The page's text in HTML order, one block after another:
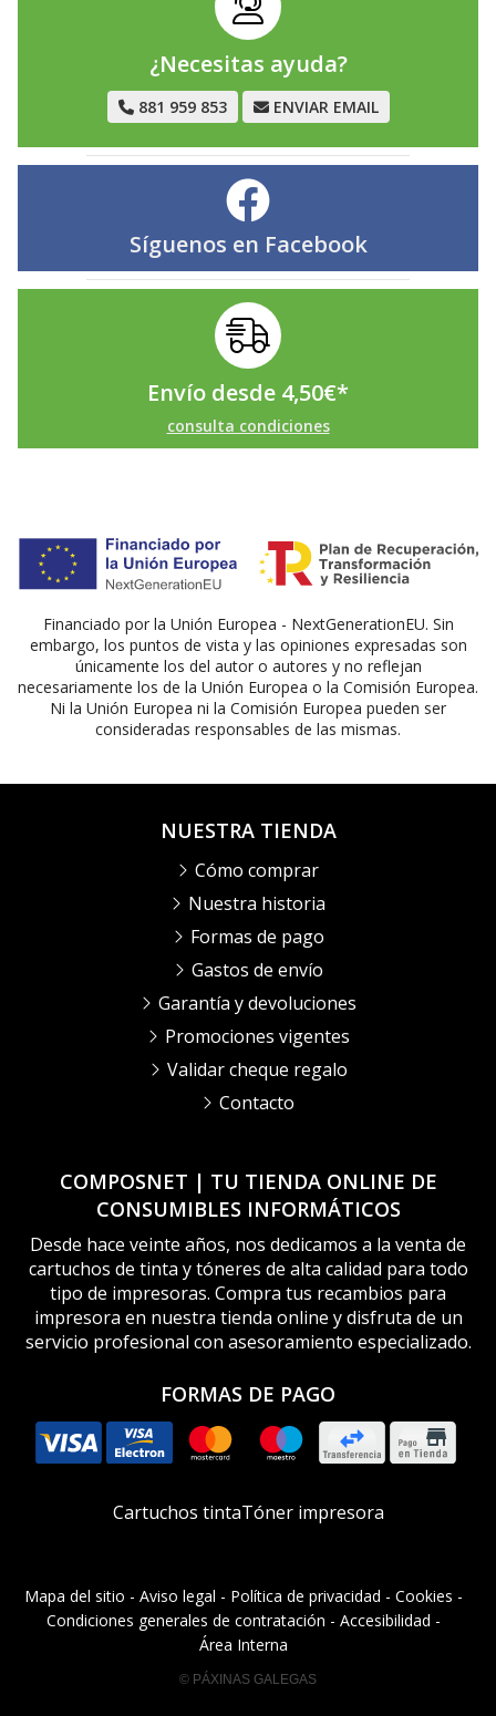
¿Necesitas ayuda?
881 959 853 ENVIAR EMAIL
Síguenos en Facebook
Envío desde 4,50€*
consulta condiciones
Financiado por la Unión Europea - NextGenerationEU. Sin
embargo, los puntos de vista y las opiniones expresadas son
únicamente los del autor o autores y no reflejan
necesariamente los de la Unión Europea o la Comisión Europea.
Ni la Unión Europea ni la Comisión Europea pueden ser
consideradas responsables de las mismas.
COMPOSNET | TU TIENDA ONLINE DE
CONSUMIBLES INFORMÁTICOS
Desde hace veinte años, nos dedicamos a la venta de
cartuchos de tinta y tóneres de alta calidad para todo
tipo de impresoras. Compra tus recambios para
impresora en nuestra tienda online y disfruta de un
servicio profesional con asesoramiento especializado.
FORMAS DE PAGO
NUESTRA TIENDA
Cómo comprar
Nuestra historia
Formas de pago
Gastos de envío
Garantía y devoluciones
Promociones vigentes
Validar cheque regalo
Contacto
Cartuchos tintaTóner impresora
Mapa del sitio - Aviso legal - Política de privacidad - Cookies -
Condiciones generales de contratación - Accesibilidad -
Área Interna
© PÁXINAS GALEGAS